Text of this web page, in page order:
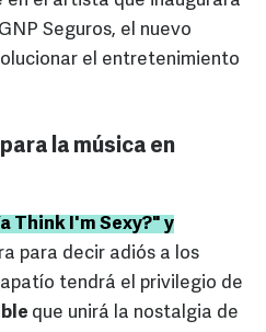
Seguros, el nuevo
el entretenimiento
la música en
Think I'm Sexy?" y
para decir adiós a los
tendrá el privilegio de
que unirá la nostalgia de